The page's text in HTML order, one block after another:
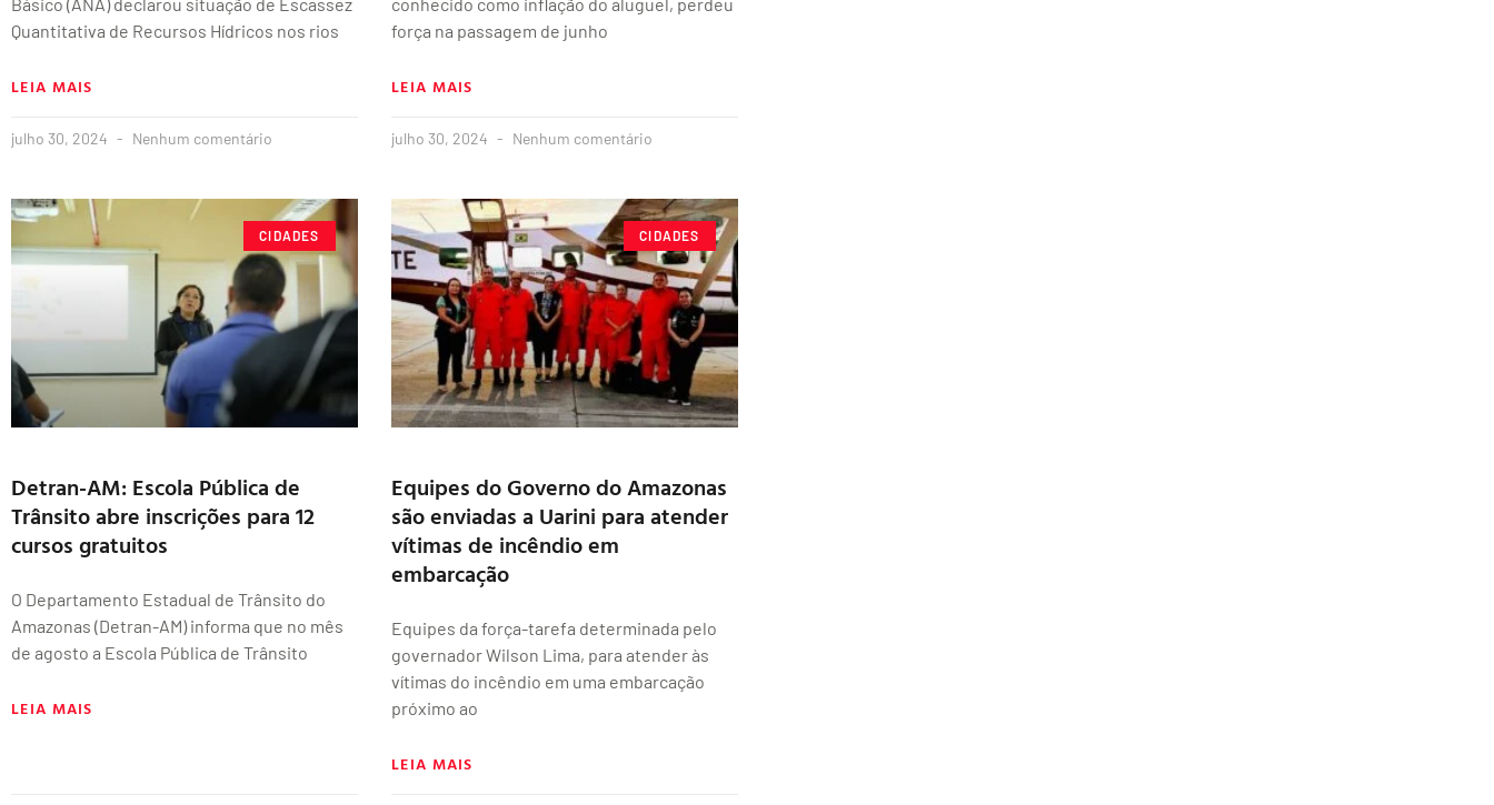
Quantitativa de Recursos Hídricos nos rios
LEIA MAIS
julho 30, 2024 Nenhum comentário
força na passagem de junho
LEIA MAIS
julho 30, 2024 Nenhum comentário
CIDADES
Detran-AM: Escola Pública de
Trânsito abre inscrições para 12
cursos gratuitos
O Departamento Estadual de Trânsito do
Amazonas (Detran-AM) informa que no mês
de agosto a Escola Pública de Trânsito
LEIA MAIS
CIDADES
Equipes do Governo do Amazonas
são enviadas a Uarini para atender
vítimas de incêndio em
embarcação
Equipes da força-tarefa determinada pelo
governador Wilson Lima, para atender às
vítimas do incêndio em uma embarcação
próximo ao
LEIA MAIS